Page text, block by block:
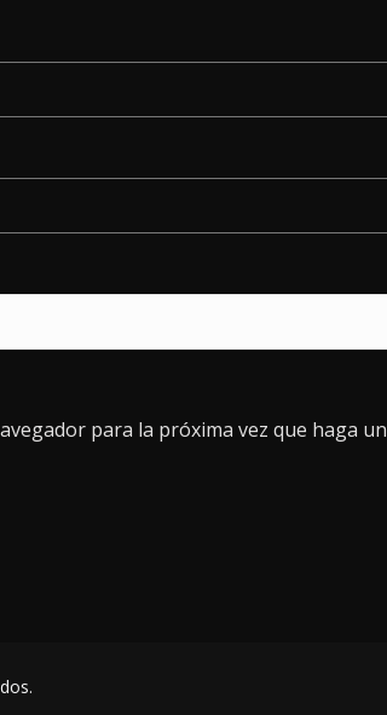
para la próxima vez que haga un